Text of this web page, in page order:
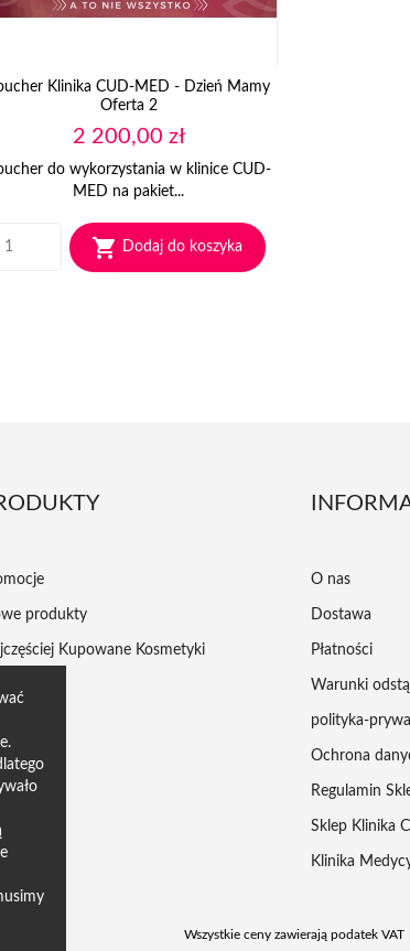
Klinika CUD-MED - Dzień Mamy
Oferta 2
Cena
2 200,00 zł
do wykorzystania w klinice CUD-
MED na pakiet...
 Dodaj do koszyka
produkty
Kupowane Kosmetyki
O nas
Dostawa
Płatności
Warunki
polityka-
Ochrona
Regulamin
Sklep Klinika
Klinika
Wszystkie ceny zawierają podatek VAT